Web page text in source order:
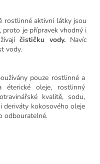
rostlinné aktivní látky jsou
proto je přípravek vhodný i
čističku vody.Navíc
vody.
pouze rostlinné a
oleje, rostlinný
kvalitě, sodu,
deriváty kokosového oleje
odbouratelné.